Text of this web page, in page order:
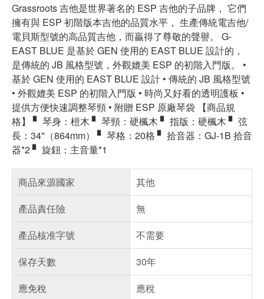
Grassroots 吉他是世界著名的 ESP 吉他的子品牌， 它們
擁有與 ESP 初階版本吉他的品質水平， 生產傳統電吉他/
電貝斯型號的高品質吉他，而贏得了尊敬的聲譽。 G-
EAST BLUE 是基於 GEN 使用的 EAST BLUE 設計的，
是傳統的 JB 風格型號，外觀媲美 ESP 的初階入門版。 •
基於 GEN 使用的 EAST BLUE 設計 • 傳統的 JB 風格型號
• 外觀媲美 ESP 的初階入門版 • 時尚又好看的透明護板 •
提供方便快速調整琴頸 • 附贈 ESP 原廠琴袋 【商品規
格】 ▘ 琴身：榿木 ▘ 琴頸：硬楓木 ▘ 指版：硬楓木 ▘ 弦
長：34''（864mm） ▘ 琴格：20格 ▘ 拾音器：GJ-1B 拾音
器*2 ▘ 旋鈕：主音量*1
商品來源國家
其他
產品責任險
無
產品核准字號
不需要
保存天數
30年
應免稅
應稅